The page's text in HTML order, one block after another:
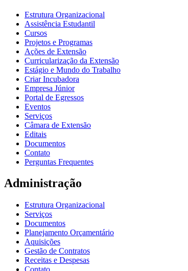
Estrutura Organizacional
Assistência Estudantil
Cursos
Projetos e Programas
Ações de Extensão
Curricularização da Extensão
Estágio e Mundo do Trabalho
Criar Incubadora
Empresa Júnior
Portal de Egressos
Eventos
Serviços
Câmara de Extensão
Editais
Documentos
Contato
Perguntas Frequentes
Administração
Estrutura Organizacional
Serviços
Documentos
Planejamento Orçamentário
Aquisições
Gestão de Contratos
Receitas e Despesas